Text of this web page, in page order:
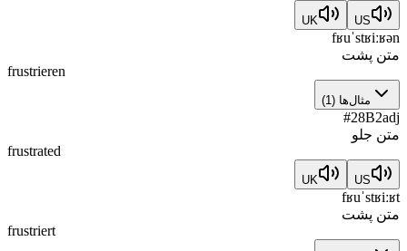
US
UK
fʁuˈstʁiːʁən
متن پشت
frustrieren
مثال‌ها (
1
)
#28B2adj
متن جلو
frustrated
US
UK
fʁuˈstʁiːʁt
متن پشت
frustriert